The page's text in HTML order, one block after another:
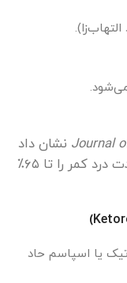
Journal نشان داد
تزریق عضلانی دیکلوفناک می‌تواند شدت درد کمر را تا ۶۵٪
یا اسپاسم حاد